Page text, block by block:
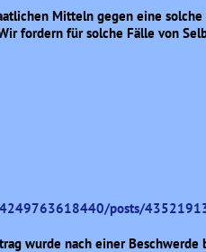
Mitteln gegen eine solche
fordern für solche Fälle von
posts/
wurde nach einer Beschwerde